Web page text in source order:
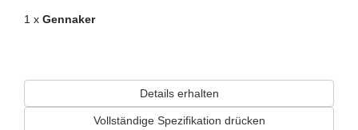
1 x Gennaker
Details erhalten
Vollständige Spezifikation drücken